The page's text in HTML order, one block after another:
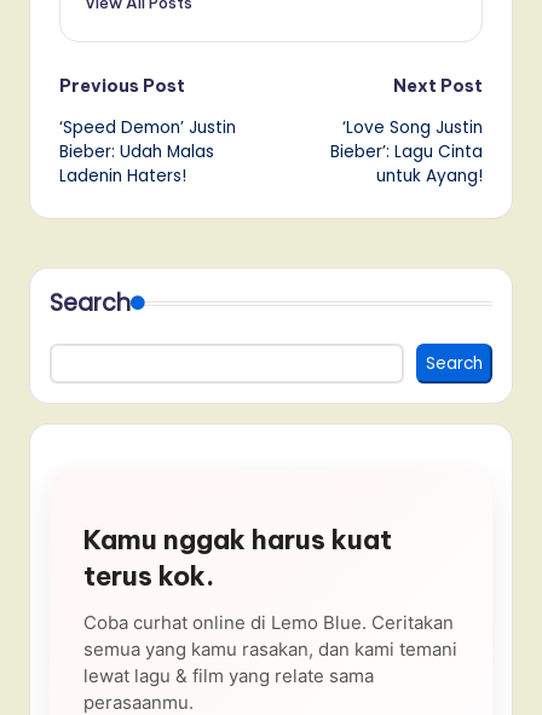
Post
navigation
Previous Post
‘Speed Demon’ Justin
Bieber: Udah Malas
Ladenin Haters!
Next Post
‘Love Song Justin
Bieber’: Lagu Cinta
untuk Ayang!
Search
Search
Kamu nggak harus kuat
terus kok.
Coba curhat online di Lemo Blue. Ceritakan
semua yang kamu rasakan, dan kami temani
lewat lagu & film yang relate sama
perasaanmu.